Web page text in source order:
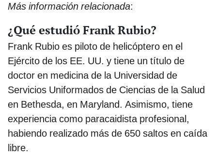
Más información relacionada:
¿Qué estudió Frank Rubio?
Frank Rubio es piloto de helicóptero en el
Ejército de los EE. UU. y tiene un título de
doctor en medicina de la Universidad de
Servicios Uniformados de Ciencias de la Salud
en Bethesda, en Maryland. Asimismo, tiene
experiencia como paracaidista profesional,
habiendo realizado más de 650 saltos en caída
libre.